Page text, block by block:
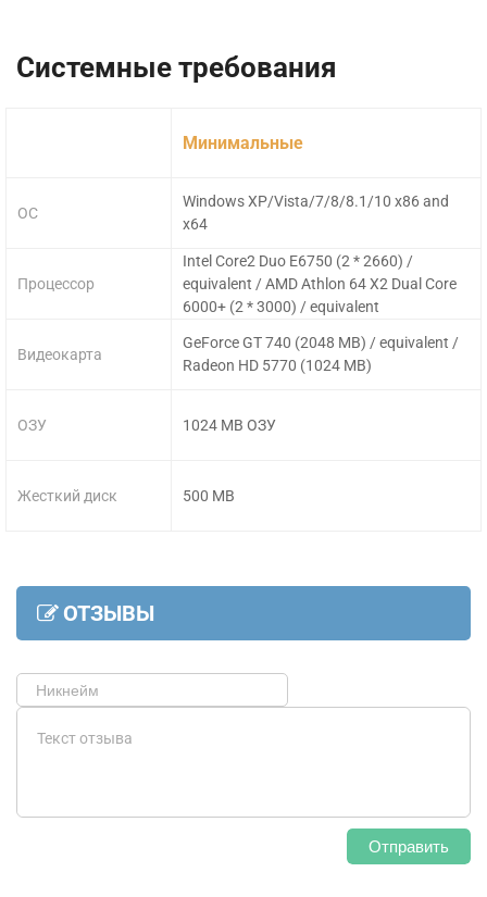
Системные требования
ОС
Процессор
Видеокарта
ОЗУ
Жесткий диск
Минимальные
Windows XP/Vista/7/8/8.1/10 x86 and
x64
Intel Core2 Duo E6750 (2 * 2660) /
equivalent / AMD Athlon 64 X2 Dual Core
6000+ (2 * 3000) / equivalent
GeForce GT 740 (2048 MB) / equivalent /
Radeon HD 5770 (1024 MB)
1024 MB ОЗУ
500 MB
ОТЗЫВЫ
Отправить